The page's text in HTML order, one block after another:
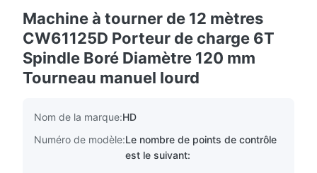
Machine à tourner de 12 mètres
CW61125D Porteur de charge 6T
Spindle Boré Diamètre 120 mm
Tourneau manuel lourd
Nom de la marque:HD
Numéro de modèle:Le nombre de points de contrôle
est le suivant: